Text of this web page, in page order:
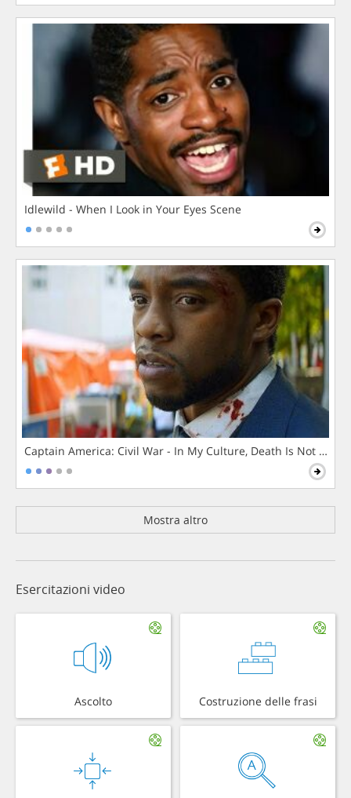
Idlewild - When I Look in Your Eyes Scene
Captain America: Civil War - In My Culture, Death Is Not The
Mostra altro
Esercitazioni video
Ascolto Costruzione delle frasi